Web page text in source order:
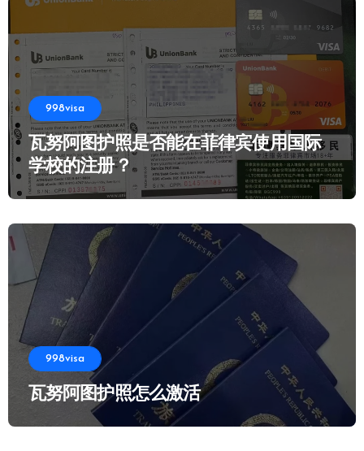
998visa
瓦努阿图护照是否能在菲律宾使用国际
学校的注册？
998visa
瓦努阿图护照怎么激活